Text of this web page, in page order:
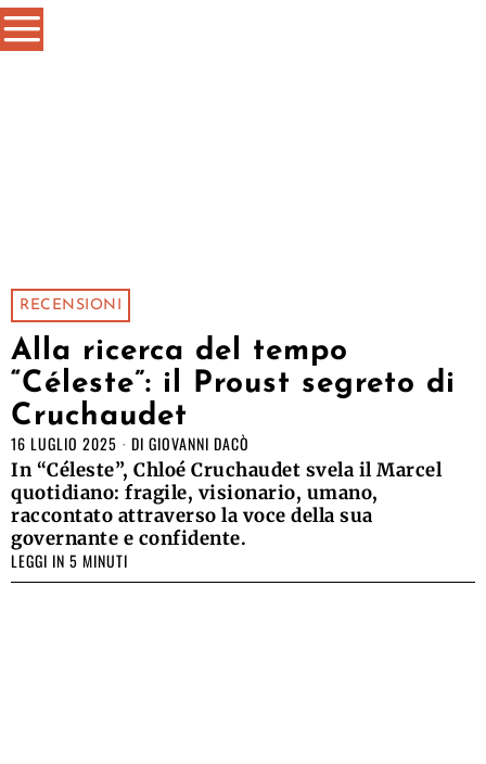
RECENSIONI
Alla ricerca del tempo
“Céleste”: il Proust segreto di
Cruchaudet
16 LUGLIO 2025 DI GIOVANNI DACÒ
In “Céleste”, Chloé Cruchaudet svela il Marcel
quotidiano: fragile, visionario, umano,
raccontato attraverso la voce della sua
governante e confidente.
LEGGI IN 5 MINUTI